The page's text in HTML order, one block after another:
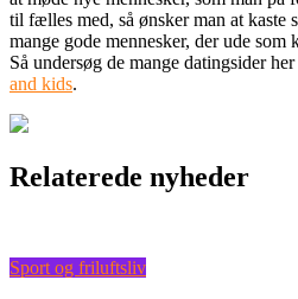
til fælles med, så ønsker man at kaste
mange gode mennesker, der ude som
Så undersøg de mange datingsider
and kids.
Relaterede nyheder
Sport og friluftsliv